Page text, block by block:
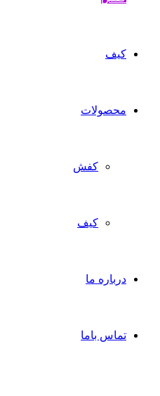
کیف
محصولات
کفش
کیف
درباره ما
تماس باما